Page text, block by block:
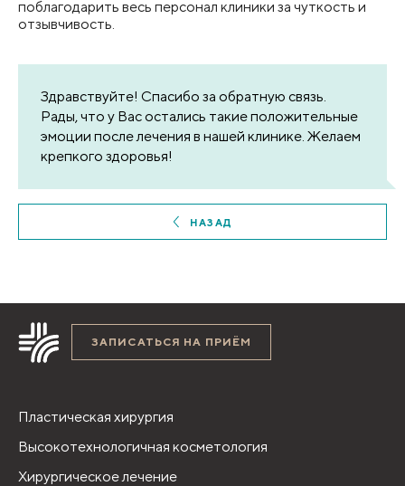
поблагодарить весь персонал клиники за чуткость и
отзывчивость.
Здравствуйте! Спасибо за обратную связь.
Рады, что у Вас остались такие положительные
эмоции после лечения в нашей клинике. Желаем
крепкого здоровья!
НАЗАД
ЗАПИСАТЬСЯ НА ПРИЁМ
Пластическая хирургия
Высокотехнологичная косметология
Хирургическое лечение